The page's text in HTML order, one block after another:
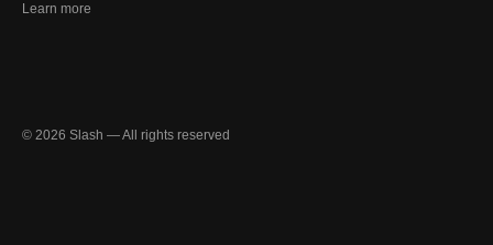
Learn more
© 2026 Slash — All rights reserved